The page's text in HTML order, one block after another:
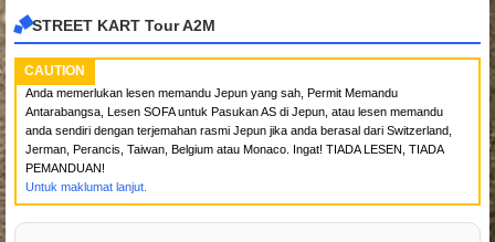
STREET KART Tour A2M
CAUTION
Anda memerlukan lesen memandu Jepun yang sah, Permit Memandu
Antarabangsa, Lesen SOFA untuk Pasukan AS di Jepun, atau lesen memandu
anda sendiri dengan terjemahan rasmi Jepun jika anda berasal dari Switzerland,
Jerman, Perancis, Taiwan, Belgium atau Monaco. Ingat! TIADA LESEN, TIADA
PEMANDUAN!
Untuk maklumat lanjut.